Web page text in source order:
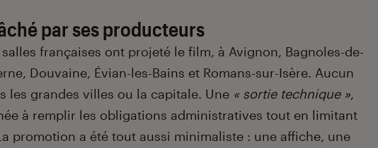
par ses producteurs
salles françaises ont projeté le film, à Avignon, Bagnoles-de-
Douvaine, Évian-les-Bains et Romans-sur-Isère. Aucun
les grandes villes ou la capitale. Une « sortie technique »,
à remplir les obligations administratives tout en limitant
promotion a été tout aussi minimaliste : une affiche, une